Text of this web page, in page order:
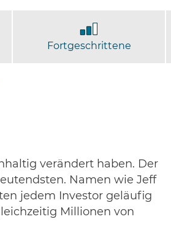
Fortgeschrittene
verändert haben. Der
Namen wie Jeff
jedem Investor geläufig
Millionen von